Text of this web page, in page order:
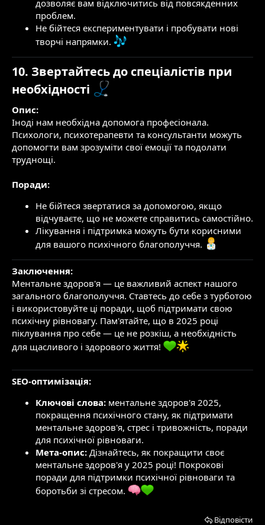
дозволяє вам відключитись від повсякденних
проблем.
Не бійтеся експериментувати і пробувати нові
творчі напрямки.
10. Звертайтесь до спеціалістів при
необхідності
Опис:
Іноді нам необхідна допомога професіонала.
Психологи, психотерапевти та консультанти можуть
допомогти вам зрозуміти свої емоції та подолати
труднощі.
Поради:
Не бійтеся звертатися за допомогою, якщо
відчуваєте, що не можете справитись самостійно.
Лікування і підтримка можуть бути корисними
для вашого психічного благополуччя.
Заключення:
Ментальне здоров'я — це важливий аспект нашого
загального благополуччя. Ставтесь до себе з турботою
і використовуйте ці поради, щоб підтримати свою
психічну рівновагу. Пам'ятайте, що в 2025 році
піклування про себе — це не розкіш, а необхідність
для щасливого і здорового життя!
SEO-оптимізація:
Ключові слова: ментальне здоров'я 2025,
покращення психічного стану, як підтримати
ментальне здоров'я, стрес і тривожність, поради
для психічної рівноваги.
Мета-опис: Дізнайтесь, як покращити своє
ментальне здоров'я у 2025 році! Покрокові
поради для підтримки психічної рівноваги та
боротьби зі стресом.
Відповісти